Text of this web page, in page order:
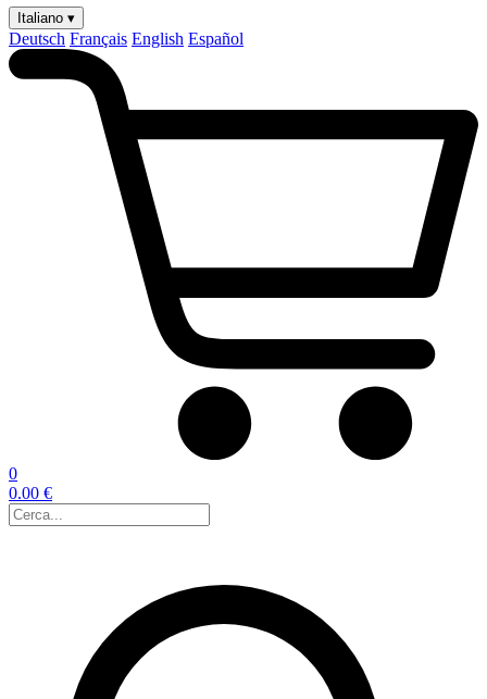
Italiano ▾
Deutsch Français English Español
0
0.00 €